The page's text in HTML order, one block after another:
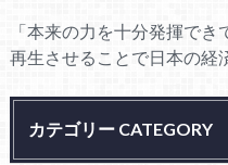
「本来の力を十分発揮でき
再生させることで日本の経
カテゴリー CATEGORY